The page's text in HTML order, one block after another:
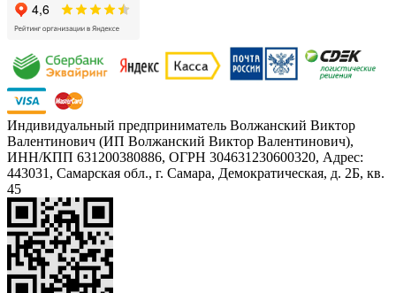
Индивидуальный предприниматель Волжанский Виктор
Валентинович (ИП Волжанский Виктор Валентинович),
ИНН/КПП 631200380886, ОГРН 304631230600320, Адрес:
443031, Самарская обл., г. Самара, Демократическая, д. 2Б, кв.
45